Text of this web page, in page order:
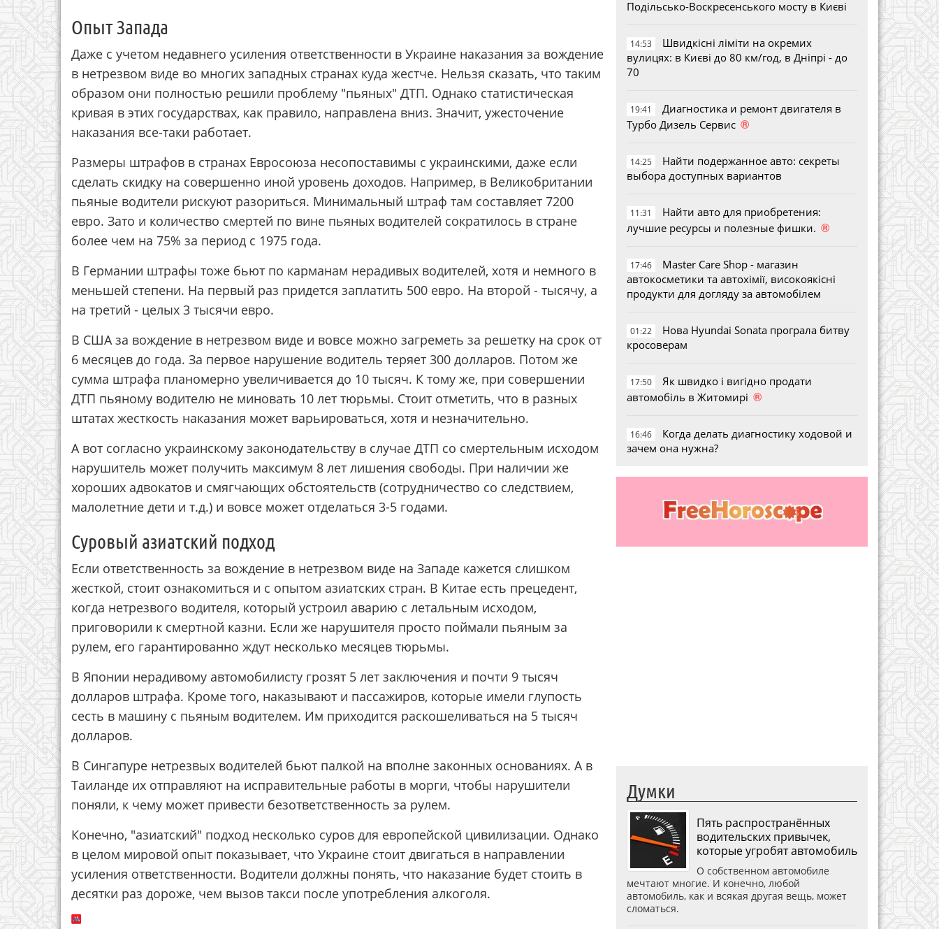
Опыт Запада
Даже с учетом недавнего усиления ответственности в Украине наказания за вождение
в нетрезвом виде во многих западных странах куда жестче. Нельзя сказать, что таким
образом они полностью решили проблему "пьяных" ДТП. Однако статистическая
кривая в этих государствах, как правило, направлена вниз. Значит, ужесточение
наказания все-таки работает.
Размеры штрафов в странах Евросоюза несопоставимы с украинскими, даже если
сделать скидку на совершенно иной уровень доходов. Например, в Великобритании
пьяные водители рискуют разориться. Минимальный штраф там составляет 7200
евро. Зато и количество смертей по вине пьяных водителей сократилось в стране
более чем на 75% за период с 1975 года.
В Германии штрафы тоже бьют по карманам нерадивых водителей, хотя и немного в
меньшей степени. На первый раз придется заплатить 500 евро. На второй - тысячу, а
на третий - целых 3 тысячи евро.
В США за вождение в нетрезвом виде и вовсе можно загреметь за решетку на срок от
6 месяцев до года. За первое нарушение водитель теряет 300 долларов. Потом же
сумма штрафа планомерно увеличивается до 10 тысяч. К тому же, при совершении
ДТП пьяному водителю не миновать 10 лет тюрьмы. Стоит отметить, что в разных
штатах жесткость наказания может варьироваться, хотя и незначительно.
А вот согласно украинскому законодательству в случае ДТП со смертельным исходом
нарушитель может получить максимум 8 лет лишения свободы. При наличии же
хороших адвокатов и смягчающих обстоятельств (сотрудничество со следствием,
малолетние дети и т.д.) и вовсе может отделаться 3-5 годами.
Суровый азиатский подход
Если ответственность за вождение в нетрезвом виде на Западе кажется слишком
жесткой, стоит ознакомиться и с опытом азиатских стран. В Китае есть прецедент,
когда нетрезвого водителя, который устроил аварию с летальным исходом,
приговорили к смертной казни. Если же нарушителя просто поймали пьяным за
рулем, его гарантированно ждут несколько месяцев тюрьмы.
В Японии нерадивому автомобилисту грозят 5 лет заключения и почти 9 тысяч
долларов штрафа. Кроме того, наказывают и пассажиров, которые имели глупость
сесть в машину с пьяным водителем. Им приходится раскошеливаться на 5 тысяч
долларов.
В Сингапуре нетрезвых водителей бьют палкой на вполне законных основаниях. А в
Таиланде их отправляют на исправительные работы в морги, чтобы нарушители
поняли, к чему может привести безответственность за рулем.
Конечно, "азиатский" подход несколько суров для европейской цивилизации. Однако
в целом мировой опыт показывает, что Украине стоит двигаться в направлении
усиления ответственности. Водители должны понять, что наказание будет стоить в
десятки раз дороже, чем вызов такси после употребления алкоголя.
Подільсько-Воскресенського мосту в Києві
14:53
Швидкісні ліміти на окремих
вулицях: в Києві до 80 км/год, в Дніпрі - до
70
19:41
Диагностика и ремонт двигателя в
Турбо Дизель Сервис ®
14:25
Найти подержанное авто: секреты
выбора доступных вариантов
11:31
Найти авто для приобретения:
лучшие ресурсы и полезные фишки. ®
17:46
Master Care Shop - магазин
автокосметики та автохімії, високоякісні
продукти для догляду за автомобілем
01:22
Нова Hyundai Sonata програла битву
кросоверам
17:50
Як швидко і вигідно продати
автомобіль в Житомирі ®
16:46
Когда делать диагностику ходовой и
зачем она нужна?
Думки
Пять распространённых
водительских привычек,
которые угробят автомобиль
О собственном автомобиле
мечтают многие. И конечно, любой
автомобиль, как и всякая другая вещь, может
сломаться.